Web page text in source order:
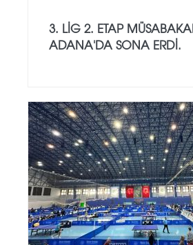
3. LİG 2. ETAP
ADANA'DA SONA ERDİ.